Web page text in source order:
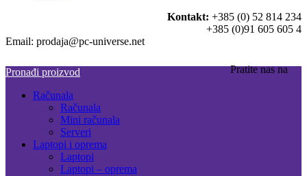
Kontakt: +385 (0) 52 814 234
+385 (0)91 605 605 4
Email: prodaja@pc-universe.net
Pratite nas na
Pronađi proizvod
Računala
Računala
Mini računala
Serveri
Laptopi i oprema
Laptopi
Laptopi – oprema